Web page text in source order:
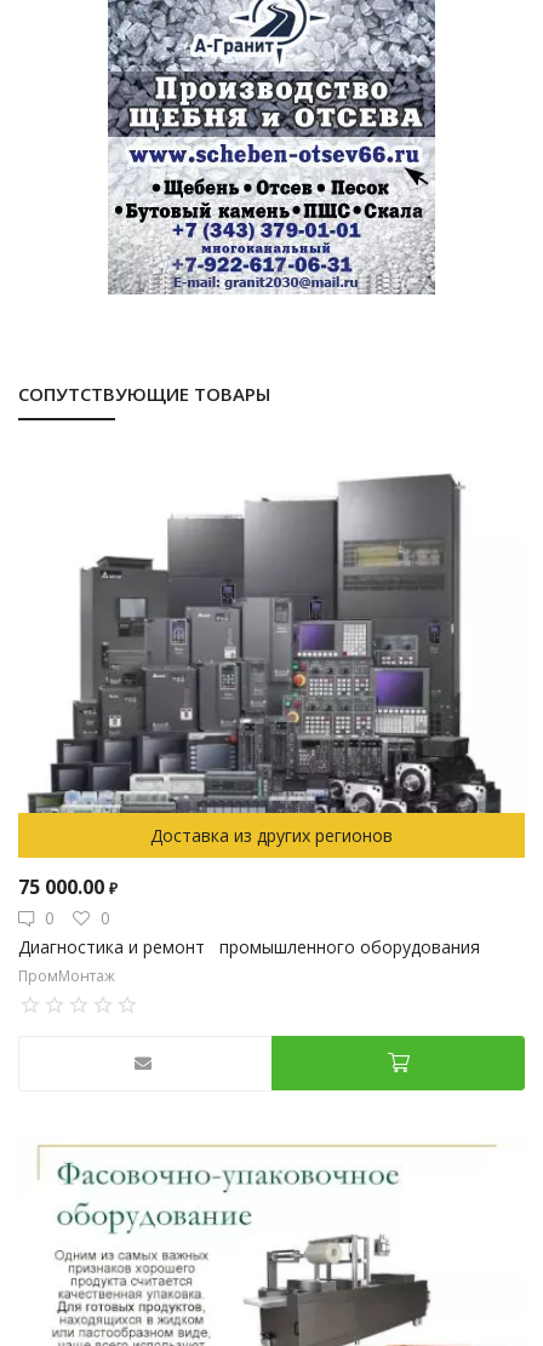
СОПУТСТВУЮЩИЕ ТОВАРЫ
Доставка из других регионов
75 000.00 ₽
0
0
Диагностика и ремонт промышленного оборудования
ПромМонтаж